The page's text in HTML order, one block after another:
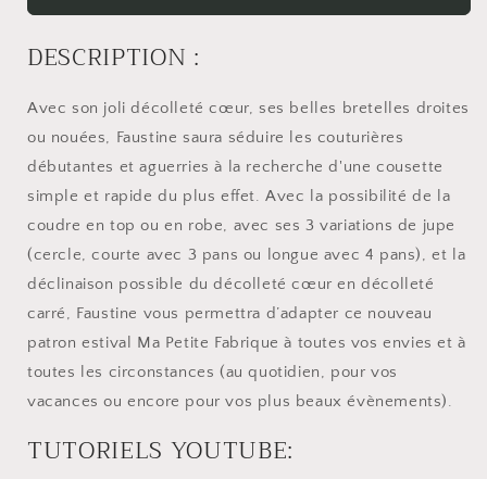
Patron
-
&amp;
Patron
-
&amp;
Top
DESCRIPTION :
Avec son joli décolleté cœur, ses belles bretelles droites
ou nouées, Faustine saura séduire les couturières
débutantes et aguerries à la recherche d'une cousette
simple et rapide du plus effet. Avec la possibilité de la
coudre en top ou en robe, avec ses 3 variations de jupe
(cercle, courte avec 3 pans ou longue avec 4 pans), et la
déclinaison possible du décolleté cœur en décolleté
carré, Faustine vous permettra d’adapter ce nouveau
patron estival Ma Petite Fabrique à toutes vos envies et à
toutes les circonstances (au quotidien, pour vos
vacances ou encore pour vos plus beaux évènements).
TUTORIELS YOUTUBE: